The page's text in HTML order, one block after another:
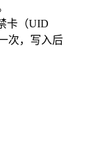
卡（UID
次，写入后